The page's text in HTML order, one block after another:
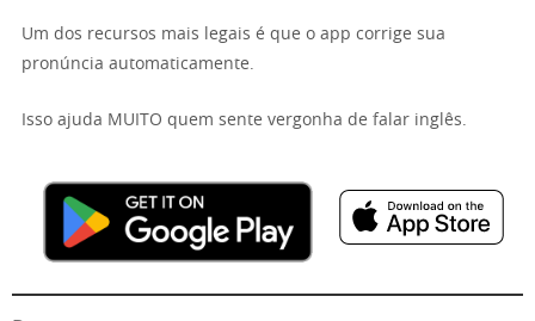
Um dos recursos mais legais é que o app corrige sua
pronúncia automaticamente.
Isso ajuda MUITO quem sente vergonha de falar inglês.